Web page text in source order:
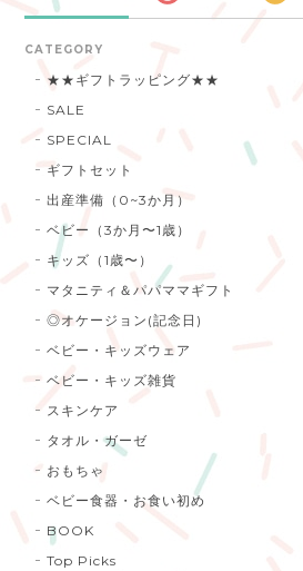
CATEGORY
★★ギフトラッピング★★
SALE
SPECIAL
ギフトセット
出産準備（0~3か月）
ベビー（3か月〜1歳）
キッズ（1歳〜）
マタニティ＆パパママギフト
◎オケージョン(記念日)
ベビー・キッズウェア
ベビー・キッズ雑貨
スキンケア
タオル・ガーゼ
おもちゃ
ベビー食器・お食い初め
BOOK
Top Picks